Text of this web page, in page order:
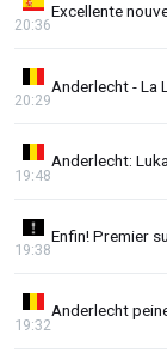
Excellente
20:36
Anderlecht - La
20:29
Anderlecht:
19:48
Enfin! Premier
19:38
Anderlecht
19:32